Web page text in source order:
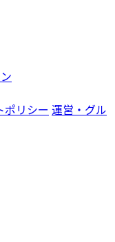
ポリシー 運営・グル